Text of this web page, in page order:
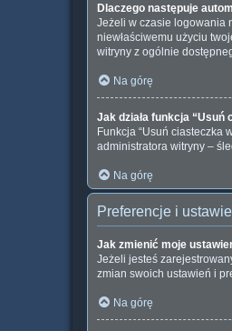
Dlaczego następuje
Jeżeli w czasie logowania
niewłaściwemu użyciu
witryny z ogólnie
Na górę
Jak działa funkcja
Funkcja “Usuń ciasteczka
administratora witryny –
Na górę
Preferencje i
Jak zmienić moje
Jeżeli jesteś
zmian swoich ustawień i
Na górę